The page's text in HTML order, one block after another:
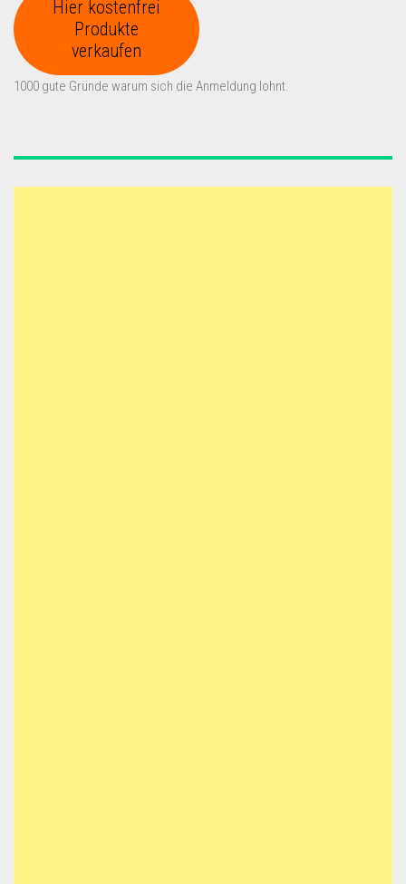
Hier kostenfrei
Produkte
verkaufen
1000 gute Gründe warum sich die Anmeldung lohnt.